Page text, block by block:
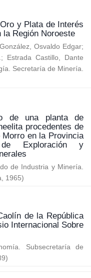
y Plata de Interés
Región Noroeste
González, Osvaldo Edgar;
;
Estrada Castillo, Dante
Secretaría de Minería.
de una planta de
procedentes de
en la Provincia
Exploración y
de Industria y Minería.
, 1965)
de la República
Internacional Sobre
Subsecretaría de
)